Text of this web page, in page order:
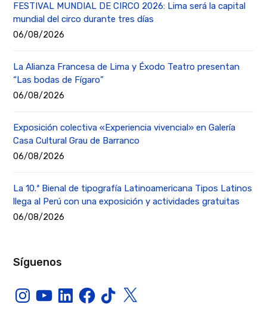
FESTIVAL MUNDIAL DE CIRCO 2026: Lima será la capital
mundial del circo durante tres días
06/08/2026
La Alianza Francesa de Lima y Éxodo Teatro presentan
“Las bodas de Fígaro”
06/08/2026
Exposición colectiva «Experiencia vivencial» en Galería
Casa Cultural Grau de Barranco
06/08/2026
La 10.ª Bienal de tipografía Latinoamericana Tipos Latinos
llega al Perú con una exposición y actividades gratuitas
06/08/2026
Síguenos
InstagramYouTubeLinkedInFacebook
TikTokX